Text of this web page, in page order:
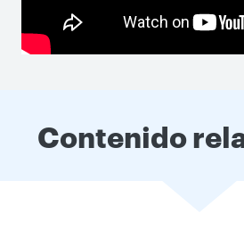
Contenido